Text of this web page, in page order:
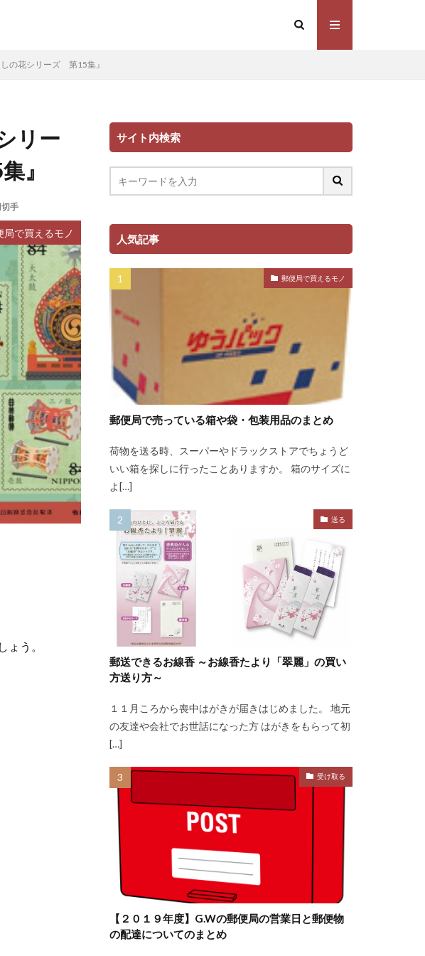
の花シリーズ 第15集』
リー
』
切手
局で買えるモノ
う。
サイト内検索
人気記事
郵便局で買えるモノ
郵便局で売っている箱や袋・包装用品のまとめ
荷物を送る時、スーパーやドラックストアでちょうど
いい箱を探しに行ったことありますか。 箱のサイズに
よ[…]
送る
郵送できるお線香 ～お線香たより「翠麗」の買い
方送り方～
１１月ころから喪中はがきが届きはじめました。 地元
の友達や会社でお世話になった方 はがきをもらって初
[…]
受け取る
【２０１９年度】G.Wの郵便局の営業日と郵便物
の配達についてのまとめ